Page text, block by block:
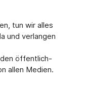
tun wir alles
und verlangen
öffentlich-
allen Medien.